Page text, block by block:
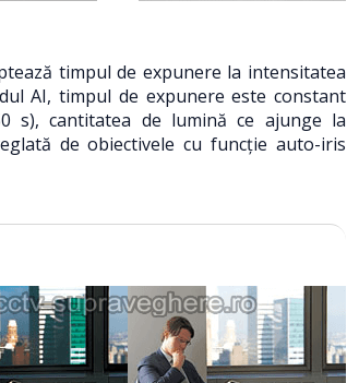
timpul de expunere la intensitatea
AI, timpul de expunere este constant
s), cantitatea de lumină ce ajunge la
de obiectivele cu funcţie auto-iris